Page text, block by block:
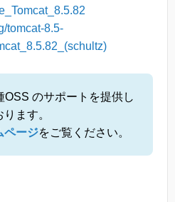
tomcat-8.5-
OSS のサポートを提供し
ります。
ページをご覧ください。